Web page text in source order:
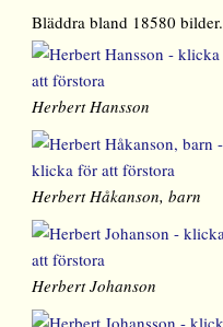
Bläddra bland 18580 bilder.
Herbert Hansson
Herbert Håkanson, barn
Herbert Johanson